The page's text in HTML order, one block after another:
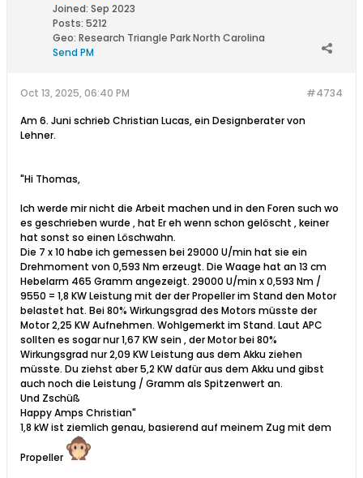
Joined: Sep 2023
Posts: 5212
Geo: Research Triangle Park North Carolina
Send PM
#4734
Oct 13, 2025, 06:40 PM
Am 6. Juni schrieb Christian Lucas, ein Designberater von
Lehner.
"Hi Thomas,
Ich werde mir nicht die Arbeit machen und in den Foren such wo
es geschrieben wurde , hat Er eh wenn schon gelöscht , keiner
hat sonst so einen Löschwahn.
Die 7 x 10 habe ich gemessen bei 29000 U/min hat sie ein
Drehmoment von 0,593 Nm erzeugt. Die Waage hat an 13 cm
Hebelarm 465 Gramm angezeigt. 29000 U/min x 0,593 Nm /
9550 = 1,8 KW Leistung mit der der Propeller im Stand den Motor
belastet hat. Bei 80% Wirkungsgrad des Motors müsste der
Motor 2,25 KW Aufnehmen. Wohlgemerkt im Stand. Laut APC
sollten es sogar nur 1,67 KW sein , der Motor bei 80%
Wirkungsgrad nur 2,09 KW Leistung aus dem Akku ziehen
müsste. Du ziehst aber 5,2 KW dafür aus dem Akku und gibst
auch noch die Leistung / Gramm als Spitzenwert an.
Und Zschüß
Happy Amps Christian​"
1,8 kW ist ziemlich genau, basierend auf meinem Zug mit dem
Propeller